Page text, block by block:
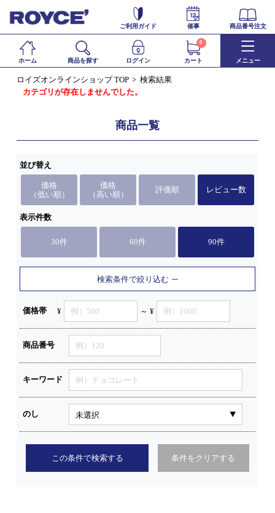
ご利用ガイド 催事 商品番号注文
ホーム 商品を探す ログイン カート
0
メニュー
ロイズオンラインショップ TOP
検索結果
カテゴリが存在しませんでした。
商品一覧
並び替え
価格
（低い順）
価格
（高い順）
評価順 レビュー数
表示件数
30件 60件 90件
検索条件で絞り込む
価格帯 ¥ ～ ¥
商品番号
キーワード
のし
この条件で検索する 条件をクリアする